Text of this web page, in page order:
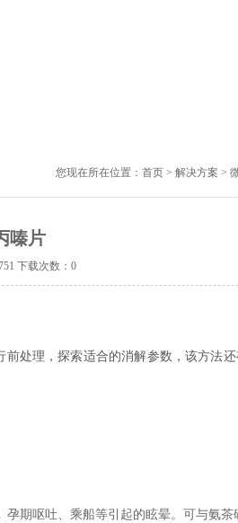
您现在所在位置： 首页 > 解决方案 >
嗪片
下载次数：0
处理，探索适合的消解参数，该方法
期呕吐、乘船等引起的眩晕。可与氨茶